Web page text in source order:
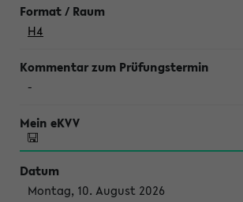
H4
-
Montag, 10. August 2026